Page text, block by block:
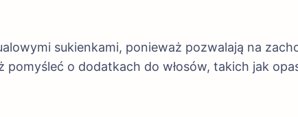
sukienkami, ponieważ pozwalają na
o dodatkach do włosów, takich jak